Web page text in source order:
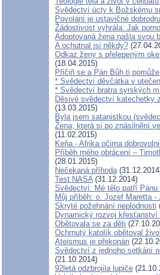
Svědectví úcty k Božskému
Povolání je ustavičné
Žádostivost vyhrála: Jak
Adoptovaná žena našla svou
A ochutnal jsi někdy?
Odkaz ženy s přelepeným
(18.04.2015)
Přičiň se a Pán Bůh ti pomůže
* Svědectví děvčátka v
* Svědectví bratra syrských
Děsivé svědectví katechetky
(13.03.2015)
Byla jsem satanistkou
Žena, která si po znásilnění
(11.02.2015)
Keňa - Afrika očima
Příběh mého obrácení –
(28.01.2015)
Nečekaná příhoda
Test NASA(31.12.2014)
Svědectví: Mé tělo patří
Můj příběh: o. Jozef Maretta
Skryté požehnání neplodnosti
Dynamický rozvoj křesťanství
Obětovala se za děti
Ochrnutý katolík obětoval
Ateismus je překonán
Svědectví z jednoho setkání
(21.10.2014)
92letá odzbrojila lupiče